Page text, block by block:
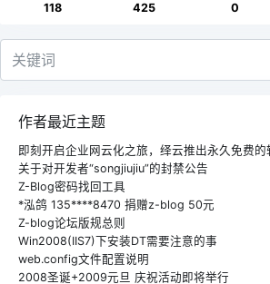
118
425
0
作者最近主题
即刻开启企业网云化之旅，绎云推出永久免费
关于对开发者“songjiujiu”的封禁公告
Z-Blog密码找回工具
*泓鸽 135****8470 捐赠z-blog 50元
Z-blog论坛版规总则
Win2008(IIS7)下安装DT需要注意的事
web.config文件配置说明
2008圣诞+2009元旦 庆祝活动即将举行